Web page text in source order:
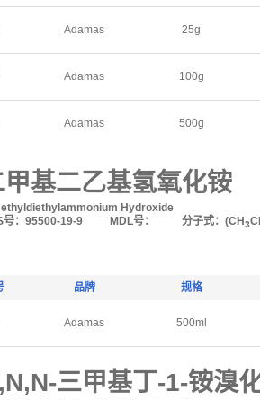
Adamas 25g
Adamas 100g
Adamas 500g
甲基二乙基氢氧化铵
Hydroxide
号：95500-19-9
MDL号： 分子式：(CH 3
品牌 规格
Adamas 500ml
三甲基丁-1-铵溴